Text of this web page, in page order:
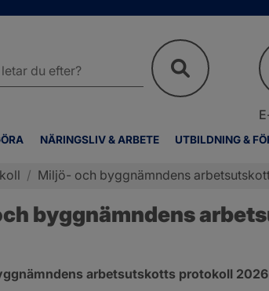
NÄRINGSLIV & ARBETE UTBILDNING &
/ Miljö- och byggnämndens
byggnämndens
arbetsutskotts protokoll